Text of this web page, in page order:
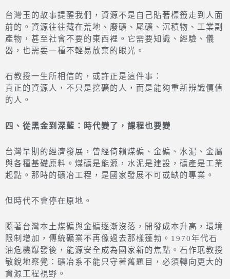
台灣玉的故事提醒我們，資源不是自己貼著標籤走到人面
前的。資源往往藏在荒地、廢礦、尾礦、沉積物、工業副
產物，甚至社會不要的東西裡。它需要知識、經驗、儀
器，也需要一種不輕易放棄的眼光。
石教授一生所相信的，或許正是這件事：
真正的資源人，不只是挖礦的人，而是能夠重新辨識價值
的人。
四、從黑金到深藍：時代變了，課程也要變
台灣早期的經濟發展，曾經倚賴煤礦、金礦、水泥、金屬
與各種基礎原料。煤礦是能源，水泥是建設，礦產是工業
起點。那時的礦冶工程，是國家發展不可或缺的專業。
但時代不會停在原地。
隨著台灣本土煤礦與金礦逐漸沒落，開發成本升高，環境
限制增加，傳統礦業不再像過去那樣蓬勃。1970年代石
油危機爆發後，能源安全成為國家新的焦點。石作珉教授
敏銳地察覺：礦冶系不能只守著舊題目，必須轉向更大的
資源工程視野。